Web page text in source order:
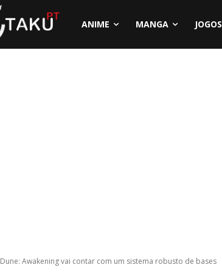
ANIME MANGA JOGOS
Dune: Awakening vai contar com um sistema robusto de bases